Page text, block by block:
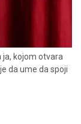
ja, kojom otvara
da ume da spoji